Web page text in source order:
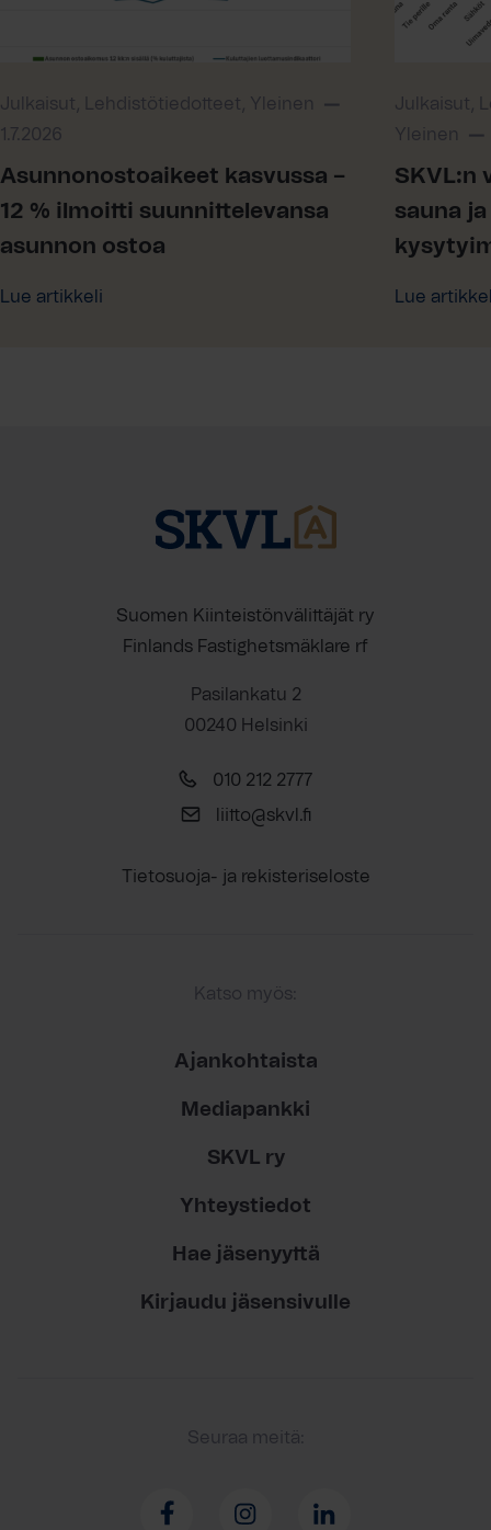
Julkaisut, Lehdistötiedotteet, Yleinen
1.7.2026
Asunnonostoaikeet kasvussa –
12 % ilmoitti suunnittelevansa
asunnon ostoa
Lue artikkeli
Julkaisut,
Yleinen
SKVL:n
sauna
Lue
Suomen Kiinteistönvälittäjät ry
Finlands Fastighetsmäklare rf
Pasilankatu 2
00240 Helsinki
010 212 2777
liitto@skvl.fi
Tietosuoja- ja rekisteriseloste
Katso myös:
Ajankohtaista
Mediapankki
SKVL ry
Yhteystiedot
Hae jäsenyyttä
Kirjaudu jäsensivulle
Seuraa meitä: